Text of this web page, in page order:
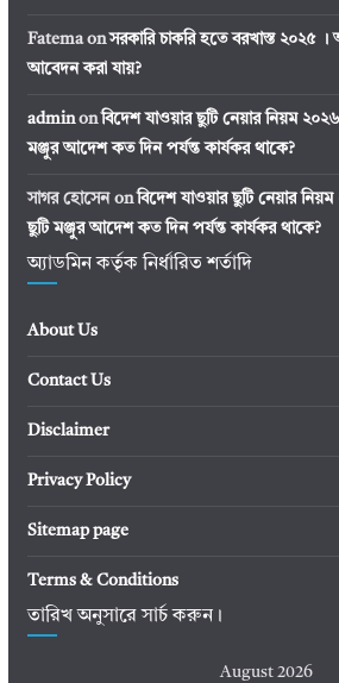
Fatemaonসরকারি চাকরি হতে বরখাস্ত ২০২৫ ।
আবেদন করা যায়?
adminonবিদেশ যাওয়ার ছুটি নেয়ার নিয়ম
মঞ্জুর আদেশ কত দিন পর্যন্ত কার্যকর থাকে?
সাগর হোসেনonবিদেশ যাওয়ার ছুটি নেয়ার
ছুটি মঞ্জুর আদেশ কত দিন পর্যন্ত কার্যকর থাকে?
অ্যাডমিন কর্তৃক নির্ধারিত শর্তাদি
About Us
Contact Us
Disclaimer
Privacy Policy
Sitemap page
Terms & Conditions
তারিখ অনুসারে সার্চ করুন।
August 2026